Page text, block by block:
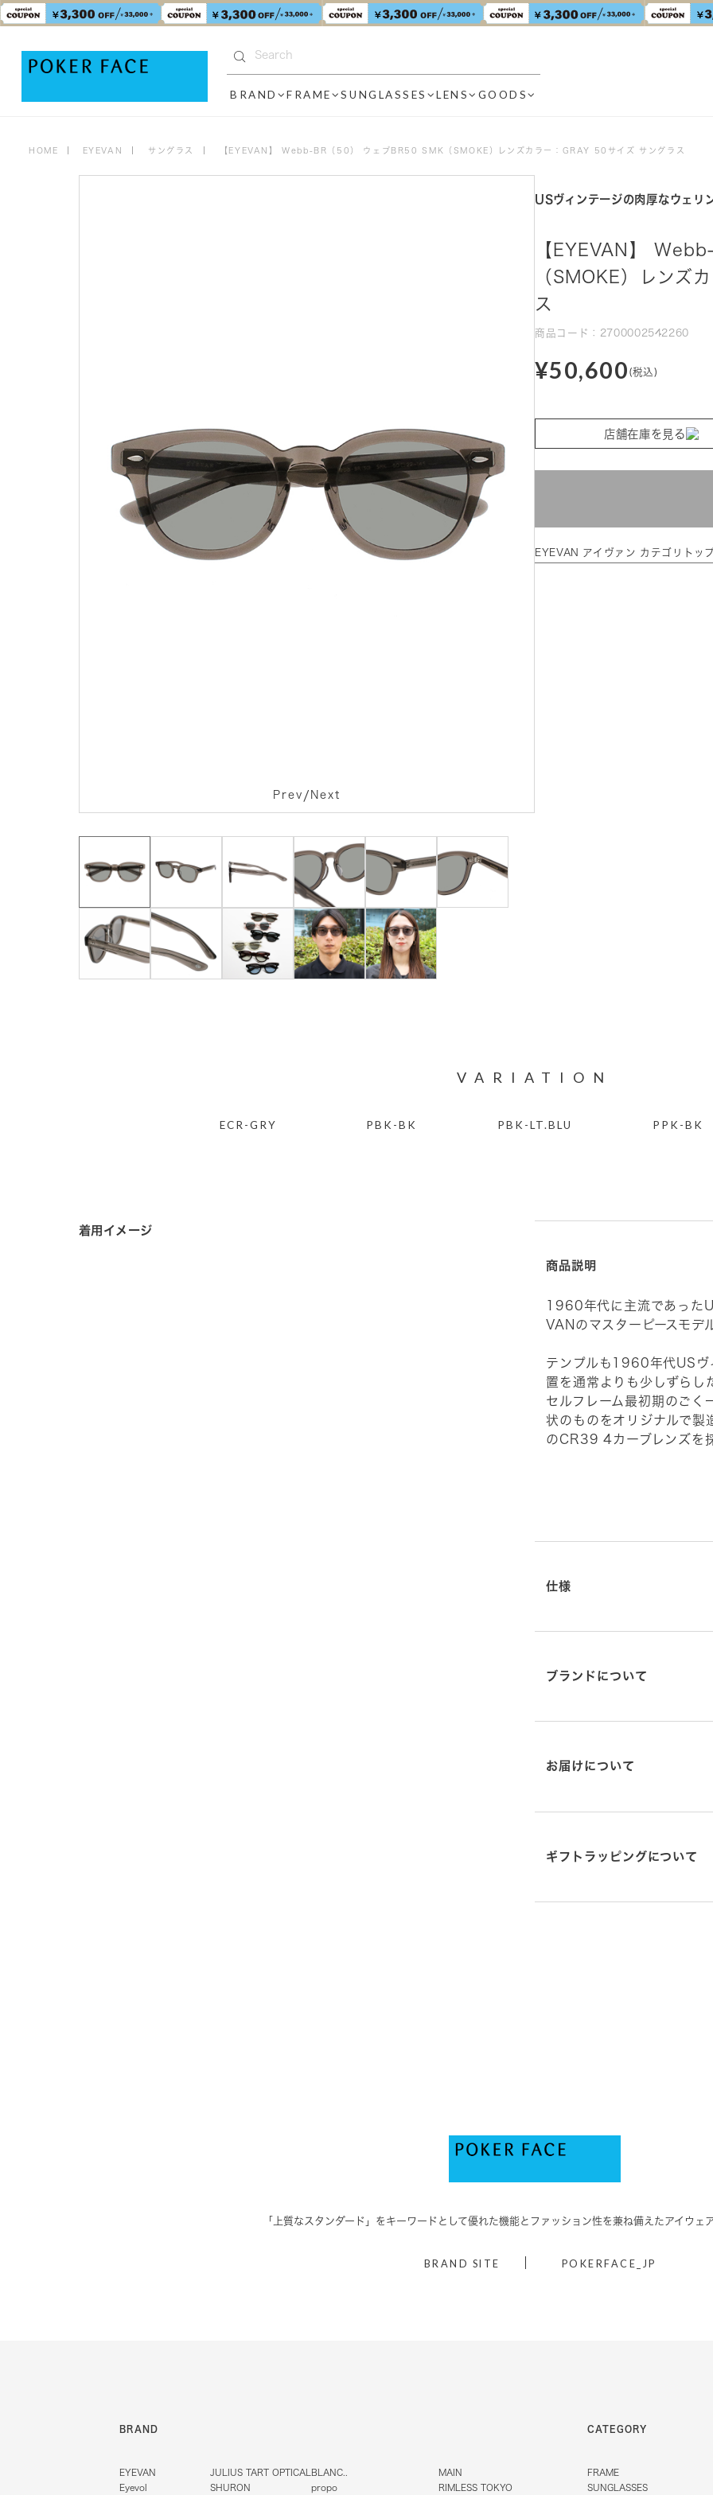
BRAND FRAME SUNGLASSES LENS GOODS
HOME EYEVAN サングラス 【EYEVAN】 Webb-BR（50） ウェブBR50 SMK（SMOKE）レンズカラー：GRAY 50サイズ サングラス
Prev / Next
USヴィンテージの肉厚なウェリ
【EYEVAN】
（SMOKE）レンズ
ス
商品コード：2700002542260
¥50,600 (税込)
店舗在庫を見る
EYEVAN アイヴァン カテゴリトッ
VARIATION
ECR-GRY PBK-BK PBK-LT.BLU PPK-BK
着用イメージ
商品説明
1960年代に主流であった
VANのマスターピースモデ
テンプルも1960年代USヴ
置を通常よりも少しずらし
セルフレーム最初期のごく
状のものをオリジナルで製
のCR39 4カーブレンズを
仕様
ブランドについて
お届けについて
ギフトラッピングについて
「上質なスタンダード」をキーワードとして優れた機能と ファッション性を兼ね備えたアイウェ
BRAND SITE POKERFACE_JP
BRAND
EYEVAN
Eyevol
JULIUS TART OPTICAL
SHURON
BLANC..
propo
MAIN
RIMLESS TOKYO
CATEGORY
FRAME
SUNGLASSES